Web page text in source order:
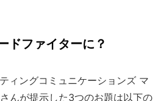
ドファイターに？
ィングコミュニケーションズ マ
んが提示した3つのお題は以下の